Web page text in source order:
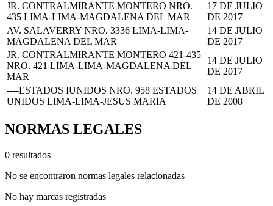
JR. CONTRALMIRANTE MONTERO NRO.
435 LIMA-LIMA-MAGDALENA DEL MAR
17 DE JULIO
DE 2017
AV. SALAVERRY NRO. 3336 LIMA-LIMA-
MAGDALENA DEL MAR
14 DE JULIO
DE 2017
JR. CONTRALMIRANTE MONTERO 421-435
NRO. 421 LIMA-LIMA-MAGDALENA DEL
MAR
14 DE JULIO
DE 2017
----ESTADOS IUNIDOS NRO. 958 ESTADOS
UNIDOS LIMA-LIMA-JESUS MARIA
14 DE ABRIL
DE 2008
NORMAS LEGALES
0 resultados
No se encontraron normas legales relacionadas
No hay marcas registradas